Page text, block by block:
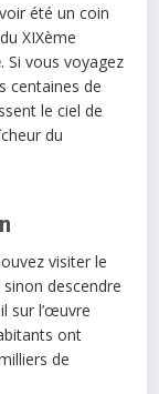
été un coin
XIXème
. Si vous voyagez
centaines de
le ciel de
du
visiter le
descendre
sur l’œuvre
ont
de